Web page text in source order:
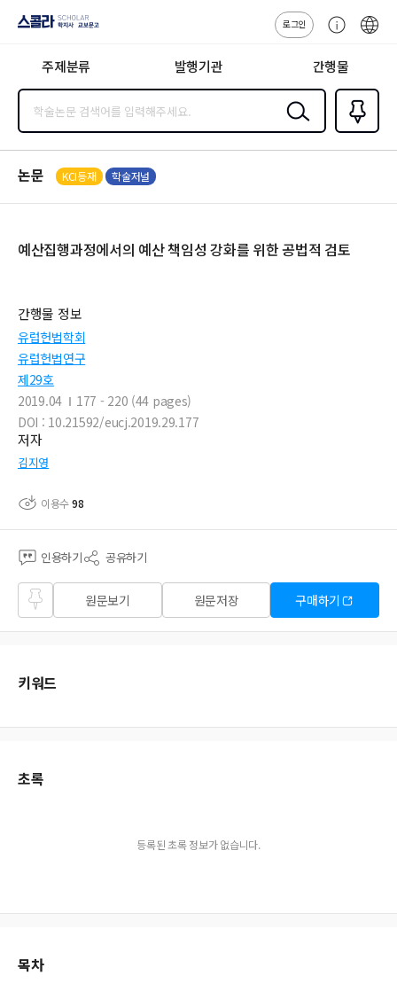
지사·교보문고
로그인
센
주제분류 발행기관 간행물
검색
즐겨찾
기0
논문 KCI등재 학술저널
예산집행과정에서의 예산 책임성 강화를 위한 공법적 검토
간행물 정보
유럽헌법학회
유럽헌법연구
제29호
2019.04
177 - 220 (44 pages)
DOI : 10.21592/eucj.2019.29.177
저자
김지영
이용수98
인용하기 공유하기
즐겨
찾기
원문보기 원문저장 구매하기
키워드
초록
등록된 초록 정보가 없습니다.
목차